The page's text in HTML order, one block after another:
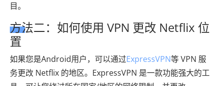
目。
方法二：如何使用 VPN 更改 Netflix 位
置
如果您是Android用户，可以通过ExpressVPN等 VPN 服
务更改 Netflix 的地区。ExpressVPN 是一款功能强大的工